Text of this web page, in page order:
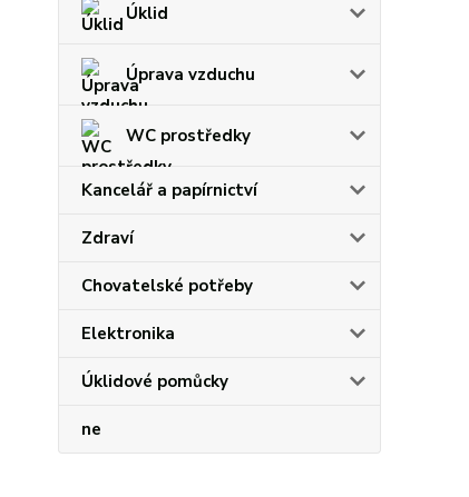
Úklid
Úprava vzduchu
WC prostředky
Kancelář a papírnictví
Zdraví
Chovatelské potřeby
Elektronika
Úklidové pomůcky
ne